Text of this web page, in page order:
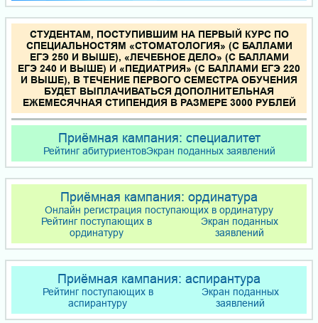
СТУДЕНТАМ, ПОСТУПИВШИМ НА ПЕРВЫЙ КУРС ПО
СПЕЦИАЛЬНОСТЯМ «СТОМАТОЛОГИЯ» (С БАЛЛАМИ
ЕГЭ 250 И ВЫШЕ), «ЛЕЧЕБНОЕ ДЕЛО» (С БАЛЛАМИ
ЕГЭ 240 И ВЫШЕ) И «ПЕДИАТРИЯ» (С БАЛЛАМИ ЕГЭ 220
И ВЫШЕ), В ТЕЧЕНИЕ ПЕРВОГО СЕМЕСТРА ОБУЧЕНИЯ
БУДЕТ ВЫПЛАЧИВАТЬСЯ ДОПОЛНИТЕЛЬНАЯ
ЕЖЕМЕСЯЧНАЯ СТИПЕНДИЯ В РАЗМЕРЕ 3000 РУБЛЕЙ
Приёмная кампания: специалитет
Рейтинг абитуриентовЭкран поданных заявлений
Приёмная кампания: ординатура
Онлайн регистрация поступающих в ординатуру
Рейтинг поступающих в
ординатуру
Экран поданных
заявлений
Приёмная кампания: аспирантура
Рейтинг поступающих в
аспирантуру
Экран поданных
заявлений